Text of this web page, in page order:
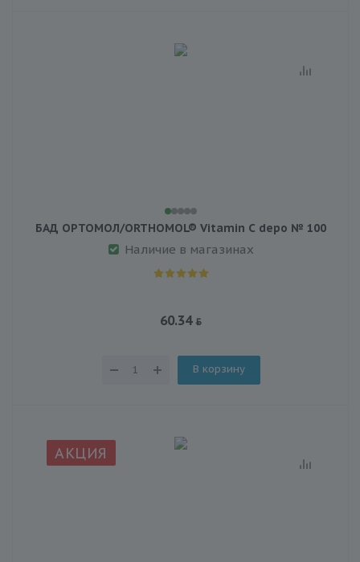
БАД ОРТОМОЛ/ORTHOMOL® Vitamin C depo № 100
Наличие в магазинах
60.34
В корзину
АКЦИЯ